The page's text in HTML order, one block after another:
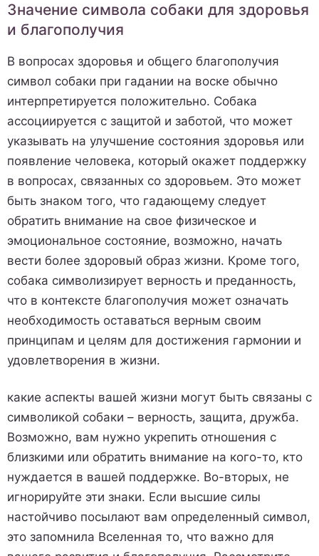
Значение символа собаки для здоровья
и благополучия
В вопросах здоровья и общего благополучия
символ собаки при гадании на воске обычно
интерпретируется положительно. Собака
ассоциируется с защитой и заботой, что может
указывать на улучшение состояния здоровья или
появление человека, который окажет поддержку
в вопросах, связанных со здоровьем. Это может
быть знаком того, что гадающему следует
обратить внимание на свое физическое и
эмоциональное состояние, возможно, начать
вести более здоровый образ жизни. Кроме того,
собака символизирует верность и преданность,
что в контексте благополучия может означать
необходимость оставаться верным своим
принципам и целям для достижения гармонии и
удовлетворения в жизни.
какие аспекты вашей жизни могут быть связаны с
символикой собаки – верность, защита, дружба.
Возможно, вам нужно укрепить отношения с
близкими или обратить внимание на кого-то, кто
нуждается в вашей поддержке. Во-вторых, не
игнорируйте эти знаки. Если высшие силы
настойчиво посылают вам определенный символ,
это запомнила Вселенная то, что важно для